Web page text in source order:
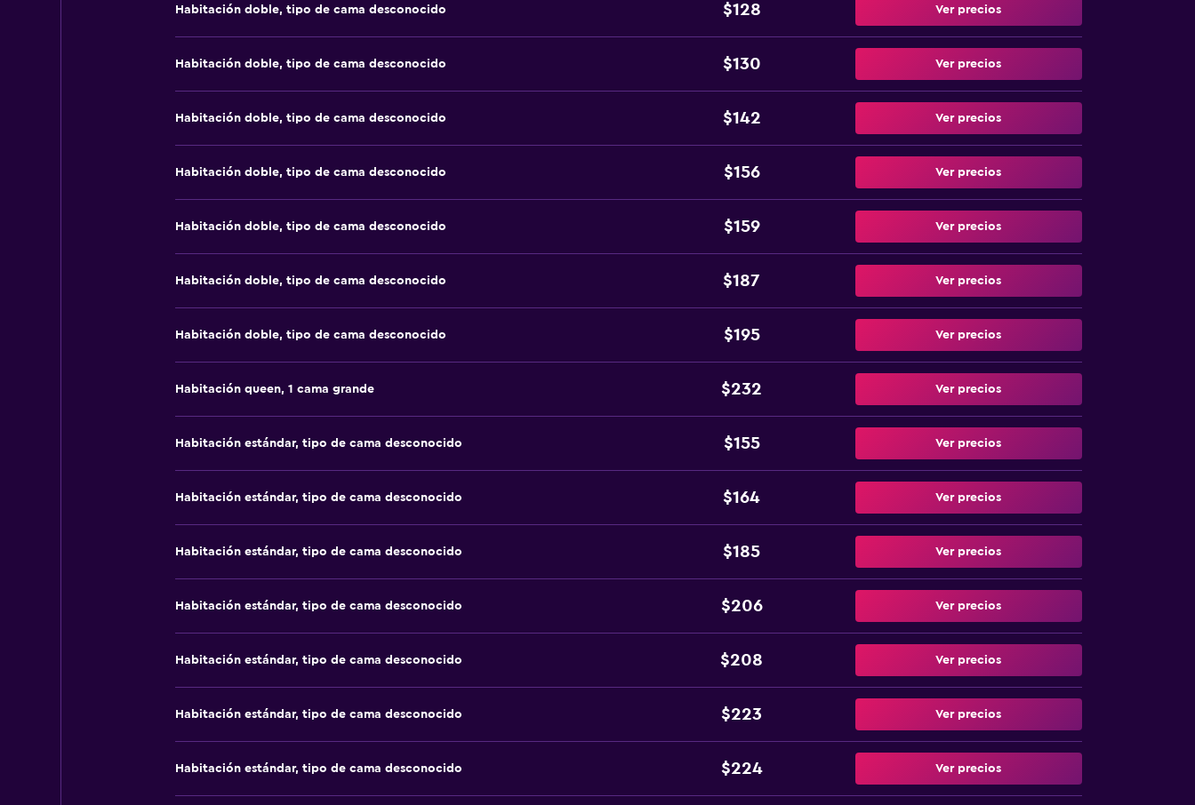
Habitación doble, tipo de cama desconocido $128 Ver precios
Habitación doble, tipo de cama desconocido $130 Ver precios
Habitación doble, tipo de cama desconocido $142 Ver precios
Habitación doble, tipo de cama desconocido $156 Ver precios
Habitación doble, tipo de cama desconocido $159 Ver precios
Habitación doble, tipo de cama desconocido $187 Ver precios
Habitación doble, tipo de cama desconocido $195 Ver precios
Habitación queen, 1 cama grande $232 Ver precios
Habitación estándar, tipo de cama desconocido $155 Ver precios
Habitación estándar, tipo de cama desconocido $164 Ver precios
Habitación estándar, tipo de cama desconocido $185 Ver precios
Habitación estándar, tipo de cama desconocido $206 Ver precios
Habitación estándar, tipo de cama desconocido $208 Ver precios
Habitación estándar, tipo de cama desconocido $223 Ver precios
Habitación estándar, tipo de cama desconocido $224 Ver precios